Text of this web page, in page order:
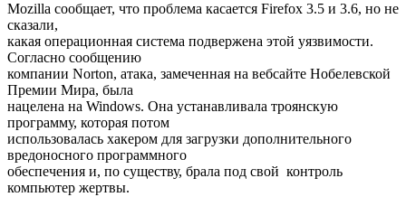
Mozilla сообщает, что проблема касается Firefox 3.5 и 3.6, но не
сказали,
какая операционная система подвержена этой уязвимости.
Согласно сообщению
компании Norton, атака, замеченная на вебсайте Нобелевской
Премии Мира, была
нацелена на Windows. Она устанавливала троянскую
программу, которая потом
использовалась хакером для загрузки дополнительного
вредоносного программного
обеспечения и, по существу, брала под свой контроль
компьютер жертвы.